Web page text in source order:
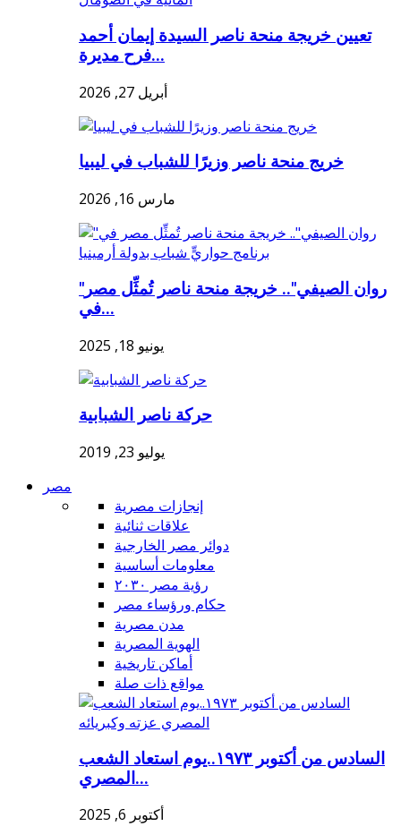
تعيين خريجة منحة ناصر السيدة إيمان أحمد
فرح مديرة...
أبريل 27, 2026
خريج منحة ناصر وزيرًا للشباب في ليبيا
مارس 16, 2026
"روان الصيفي".. خريجة منحة ناصر تُمثِّل مصر
في...
يونيو 18, 2025
حركة ناصر الشبابية
يوليو 23, 2019
مصر
إنجازات مصرية
علاقات ثنائية
دوائر مصر الخارجية
معلومات أساسية
رؤية مصر ٢٠٣٠
حكام ورؤساء مصر
مدن مصرية
الهوية المصرية
أماكن تاريخية
مواقع ذات صلة
السادس من أكتوبر ١٩٧٣..يوم استعاد الشعب
المصري...
أكتوبر 6, 2025